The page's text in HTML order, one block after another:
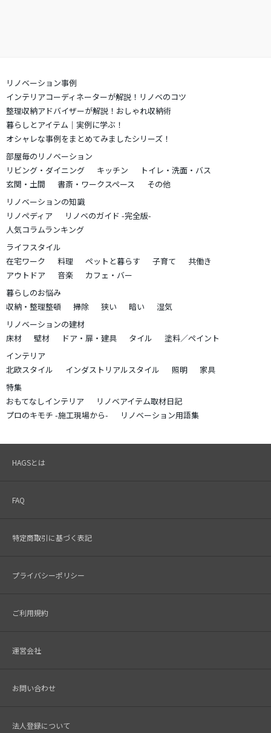
リノベーション事例
インテリアコーディネーターが解説！リノベのコツ
整理収納アドバイザーが解説！おしゃれ収納術
暮らしとアイテム｜実例に学ぶ！
オシャレな事例をまとめてみましたシリーズ！
部屋毎のリノベーション
リビング・ダイニング
キッチン
トイレ・洗面・バス
玄関・土間
書斎・ワークスペース
その他
リノベーションの知識
リノペディア
リノベのガイド -完全版-
人気コラムランキング
ライフスタイル
在宅ワーク
料理 ペットと暮らす 子育て
共働き
アウトドア
音楽
カフェ・バー
暮らしのお悩み
収納・整理整頓
掃除 狭い 暗い
湿気
リノベーションの建材
床材
壁材 ドア・扉・建具 タイル
塗料／ペイント
インテリア
北欧スタイル
インダストリアルスタイル 照明
家具
特集
おもてなしインテリア
リノベアイテム取材日記
プロのキモチ -施工現場から-
リノベーション用語集
HAGSとは
FAQ
特定商取引に基づく表記
プライバシーポリシー
ご利用規約
運営会社
お問い合わせ
法人登録について